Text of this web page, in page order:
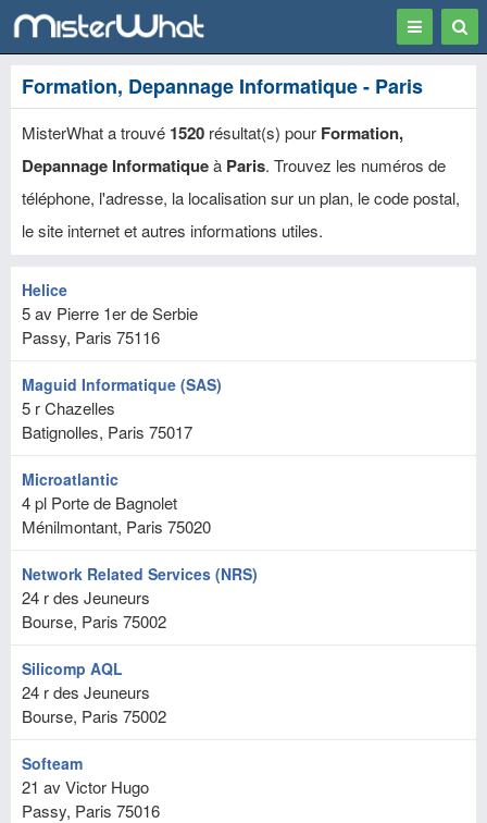
Toggle
Formation, Depannage Informatique - Paris
MisterWhat a trouvé 1520 résultat(s) pour Formation,
Depannage Informatiqueà Paris. Trouvez les numéros de
téléphone, l'adresse, la localisation sur un plan, le code postal,
le site internet et autres informations utiles.
Helice
5 av Pierre 1er de Serbie
Passy, Paris 75116
Maguid Informatique (SAS)
5 r Chazelles
Batignolles, Paris 75017
Microatlantic
4 pl Porte de Bagnolet
Ménilmontant, Paris 75020
Network Related Services (NRS)
24 r des Jeuneurs
Bourse, Paris 75002
Silicomp AQL
24 r des Jeuneurs
Bourse, Paris 75002
Softeam
21 av Victor Hugo
Passy, Paris 75016